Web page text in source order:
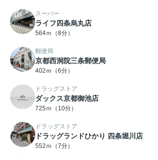
スーパー
ライフ四条烏丸店
564ｍ（8分）
郵便局
京都西洞院三条郵便局
402ｍ（6分）
ドラッグストア
ダックス京都御池店
725ｍ（10分）
ドラッグストア
ドラッグランドひかり 四条堀川店
552ｍ（7分）